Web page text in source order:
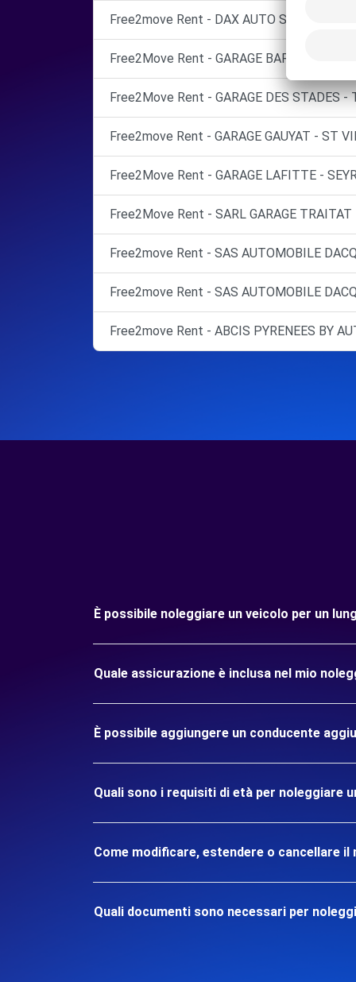
Free2move Rent - DAX AUTO SAS - DAX
Free2Move Rent - GARAGE BARBE ET
Free2Move Rent - GARAGE DES STADES -
Free2move Rent - GARAGE GAUYAT - ST
Free2Move Rent - GARAGE LAFITTE -
Free2Move Rent - SARL GARAGE TRAITAT
Free2move Rent - SAS AUTOMOBILE
Free2move Rent - SAS AUTOMOBILE
Free2move Rent - ABCIS PYRENEES BY
È possibile noleggiare un veicolo per un
Quale assicurazione è inclusa nel mio
È possibile aggiungere un conducente
Quali sono i requisiti di età per noleggiare
Come modificare, estendere o cancellare il
Quali documenti sono necessari per